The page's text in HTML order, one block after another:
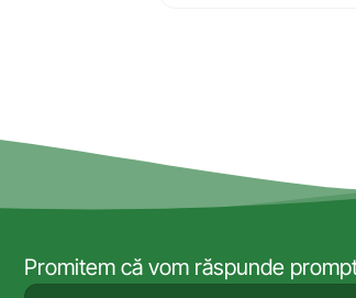
Promitem că vom răspunde